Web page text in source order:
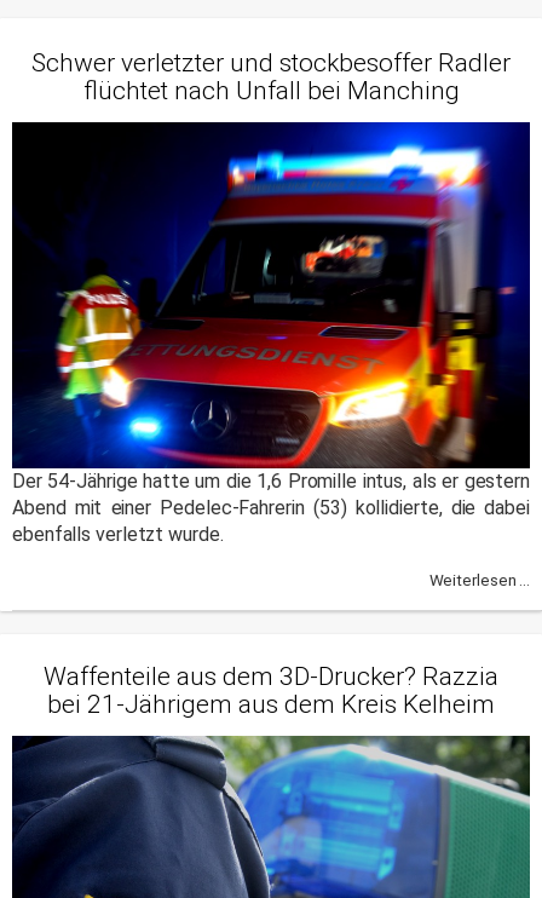
Schwer verletzter und stockbesoffer Radler
flüchtet nach Unfall bei Manching
Der 54-Jährige hatte um die 1,6 Promille intus, als er gestern
Abend mit einer Pedelec-Fahrerin (53) kollidierte, die dabei
ebenfalls verletzt wurde.
Weiterlesen ...
Waffenteile aus dem 3D-Drucker? Razzia
bei 21-Jährigem aus dem Kreis Kelheim